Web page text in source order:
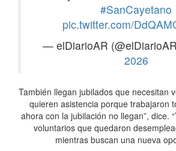
#SanCayetano
pic.twitter.com/
— elDiarioAR
2026
También llegan jubilados que necesitan
quieren asistencia porque trabajaron
ahora con la jubilación no llegan”, dice.
voluntarios que quedaron
mientras buscan una nueva